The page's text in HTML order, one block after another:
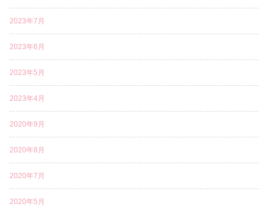
2023年7月
2023年6月
2023年5月
2023年4月
2020年9月
2020年8月
2020年7月
2020年5月